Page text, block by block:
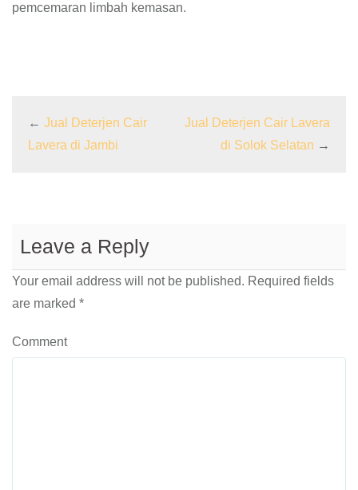
pemcemaran limbah kemasan.
← Jual Deterjen Cair
Lavera di Jambi
Jual Deterjen Cair Lavera
di Solok Selatan →
Leave a Reply
Your email address will not be published. Required fields
are marked *
Comment